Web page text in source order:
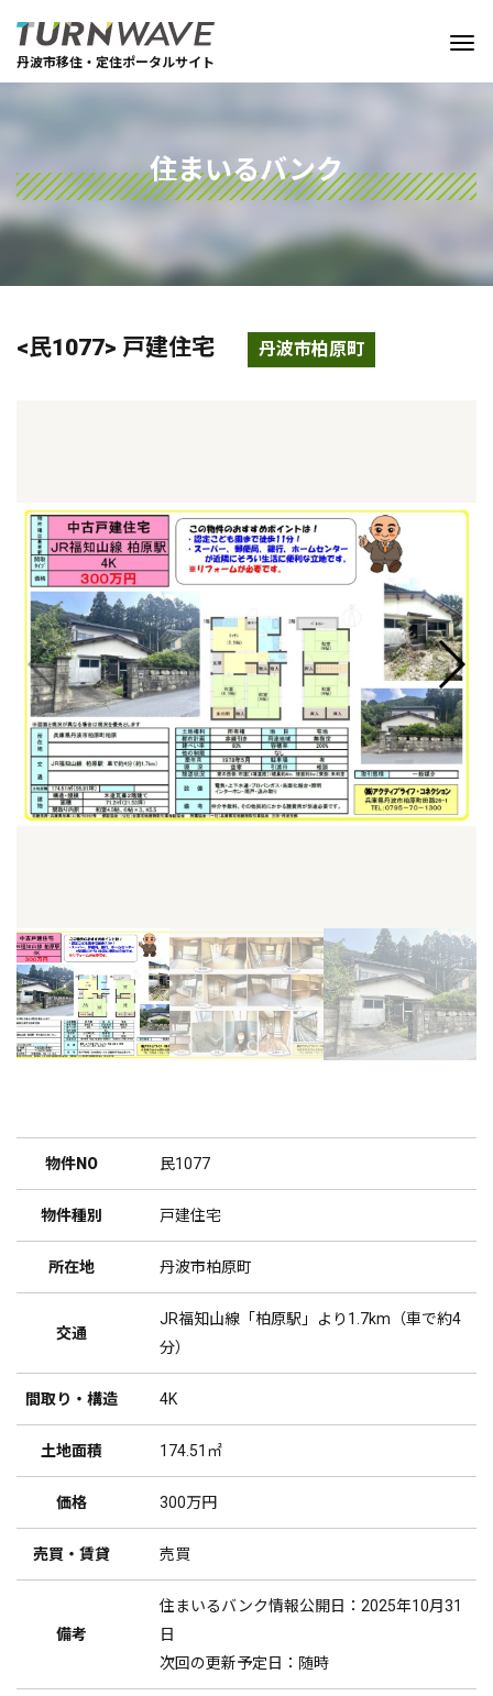
丹波市移住・定住ポータルサイト
住まいるバンク
<民1077> 戸建住宅 丹波市柏原町
物件NO 民1077
物件種別 戸建住宅
所在地 丹波市柏原町
交通
JR福知山線「柏原駅」より1.7km（車で約4
分）
間取り・構造 4K
土地面積 174.51㎡
価格 300万円
売買・賃貸 売買
備考
住まいるバンク情報公開日：2025年10月31
日
次回の更新予定日：随時